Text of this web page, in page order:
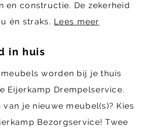
en constructie. De zekerheid
én straks. Lees meer
in huis
worden bij je thuis
Eijerkamp Drempelservice.
van je nieuwe meubel(s)? Kies
Bezorgservice! Twee